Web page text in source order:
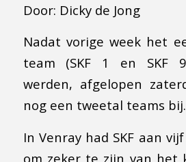
Door: Dicky de Jong
Nadat vorige week het
team (SKF 1 en SKF
werden, afgelopen
nog een tweetal teams bij.
In Venray had SKF aan
om zeker te zijn van het